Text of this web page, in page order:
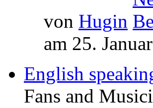
von Hugin
am 25.
English
Fans and